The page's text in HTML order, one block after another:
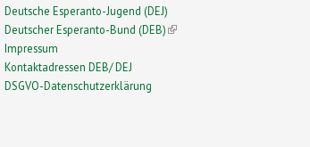
Deutsche Esperanto-Jugend (DEJ)
Deutscher Esperanto-Bund (DEB)(link is external)
Impressum
Kontaktadressen DEB/ DEJ
DSGVO-Datenschutzerklärung